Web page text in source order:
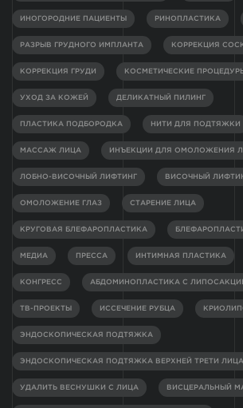
ИНОГОРОДНИЕ ПАЦИЕНТЫ РИНОПЛАСТИКА
РАЗРЫВ ГРУДНОГО ИМПЛАНТА КОРРЕКЦИЯ
КОРРЕКЦИЯ ГРУДИ КОСМЕТИЧЕСКИЕ
УХОД ЗА КОЖЕЙ ДЕЛИКАТНЫЙ ПИЛИНГ
ПЛАСТИКА ПОДБОРОДКА НИТИ ДЛЯ ПОДТЯЖКИ
МАССАЖ ЛИЦА ИНЪЕКЦИИ ДЛЯ ОМОЛОЖЕНИЯ
ЛОБНО-ВИСОЧНЫЙ ЛИФТИНГ ВИСОЧНЫЙ
ОМОЛОЖЕНИЕ ГЛАЗ СТАРЕНИЕ ЛИЦА
КРУГОВАЯ БЛЕФАРОПЛАСТИКА
МЕДИА ПРЕССА ИНТИМНАЯ ПЛАСТИКА
КОНГРЕСС АБДОМИНОПЛАСТИКА С
ТВ-ПРОЕКТЫ ИССЕЧЕНИЕ РУБЦА
ЭНДОСКОПИЧЕСКАЯ ПОДТЯЖКА
ЭНДОСКОПИЧЕСКАЯ ПОДТЯЖКА ВЕРХНЕЙ ТРЕТИ ЛИЦА
УДАЛИТЬ ВЕСНУШКИ С ЛИЦА ВИСЦЕРАЛЬНЫЙ